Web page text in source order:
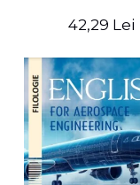
42,29 Lei